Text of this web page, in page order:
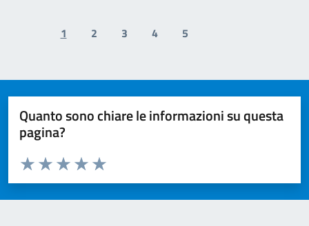
Previous page
1 2 3 4 5
Quanto sono chiare le informazioni su questa
pagina?
Valuta da 1 a 5 stelle la pagina
Valuta 5 stelle su 5
Valuta 4 stelle su 5
Valuta 3 stelle su 5
Valuta 2 stelle su 5
Valuta 1 stelle su 5